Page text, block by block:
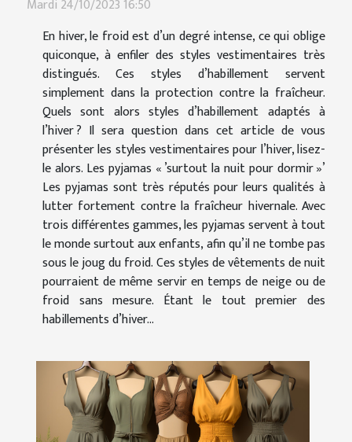
Mardi 24/10/2023 16:50
En hiver, le froid est d’un degré intense, ce qui oblige
quiconque, à enfiler des styles vestimentaires très
distingués. Ces styles d’habillement servent
simplement dans la protection contre la fraîcheur.
Quels sont alors styles d’habillement adaptés à
l’hiver ? Il sera question dans cet article de vous
présenter les styles vestimentaires pour l’hiver, lisez-
le alors. Les pyjamas « ’surtout la nuit pour dormir »’
Les pyjamas sont très réputés pour leurs qualités à
lutter fortement contre la fraîcheur hivernale. Avec
trois différentes gammes, les pyjamas servent à tout
le monde surtout aux enfants, afin qu’il ne tombe pas
sous le joug du froid. Ces styles de vêtements de nuit
pourraient de même servir en temps de neige ou de
froid sans mesure. Étant le tout premier des
habillements d’hiver...